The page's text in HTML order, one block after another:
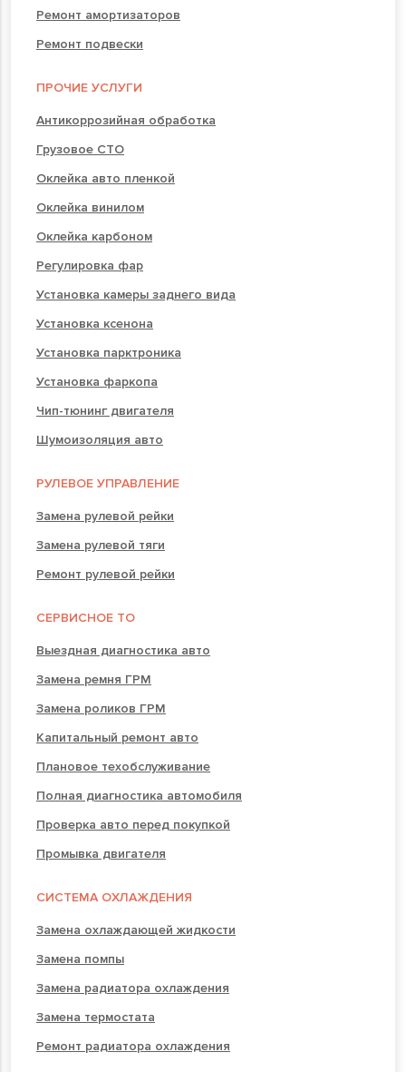
Ремонт амортизаторов
Ремонт подвески
ПРОЧИЕ УСЛУГИ
Антикоррозийная обработка
Грузовое СТО
Оклейка авто пленкой
Оклейка винилом
Оклейка карбоном
Регулировка фар
Установка камеры заднего вида
Установка ксенона
Установка парктроника
Установка фаркопа
Чип-тюнинг двигателя
Шумоизоляция авто
РУЛЕВОЕ УПРАВЛЕНИЕ
Замена рулевой рейки
Замена рулевой тяги
Ремонт рулевой рейки
СЕРВИСНОЕ ТО
Выездная диагностика авто
Замена ремня ГРМ
Замена роликов ГРМ
Капитальный ремонт авто
Плановое техобслуживание
Полная диагностика автомобиля
Проверка авто перед покупкой
Промывка двигателя
СИСТЕМА ОХЛАЖДЕНИЯ
Замена охлаждающей жидкости
Замена помпы
Замена радиатора охлаждения
Замена термостата
Ремонт радиатора охлаждения